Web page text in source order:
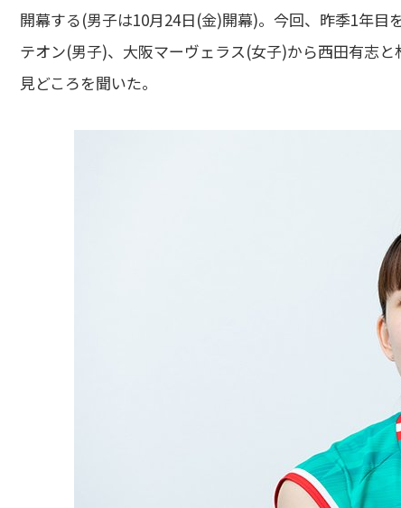
開幕する(男子は10月24日(金)開幕)。今回、昨季1年目
テオン(男子)、大阪マーヴェラス(女子)から西田有志
見どころを聞いた。